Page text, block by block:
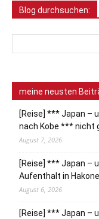
Blog durchsuchen:
meine neusten
[Reise] *** Japan –
nach Kobe *** nicht
August 7, 2026
[Reise] *** Japan –
Aufenthalt in
August 6, 2026
[Reise] *** Japan –